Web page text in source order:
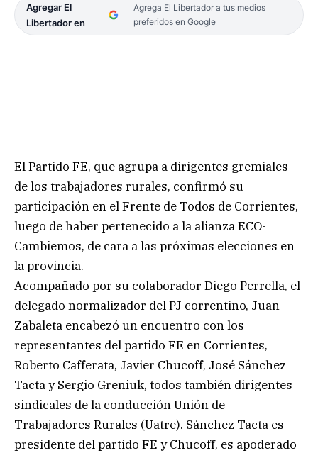
Agregar El
Libertador en
Agrega El Libertador a tus medios
preferidos en Google
El Partido FE, que agrupa a dirigentes gremiales
de los trabajadores rurales, confirmó su
participación en el Frente de Todos de Corrientes,
luego de haber pertenecido a la alianza ECO-
Cambiemos, de cara a las próximas elecciones en
la provincia.
Acompañado por su colaborador Diego Perrella, el
delegado normalizador del PJ correntino, Juan
Zabaleta encabezó un encuentro con los
representantes del partido FE en Corrientes,
Roberto Cafferata, Javier Chucoff, José Sánchez
Tacta y Sergio Greniuk, todos también dirigentes
sindicales de la conducción Unión de
Trabajadores Rurales (Uatre). Sánchez Tacta es
presidente del partido FE y Chucoff, es apoderado